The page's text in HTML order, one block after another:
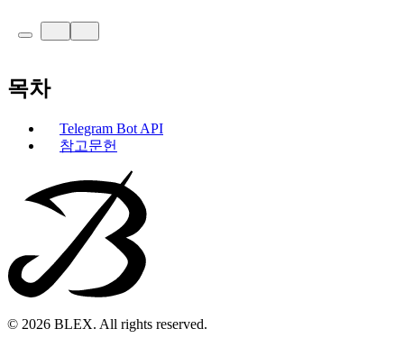
목차
Telegram Bot API
참고문헌
© 2026 BLEX. All rights reserved.